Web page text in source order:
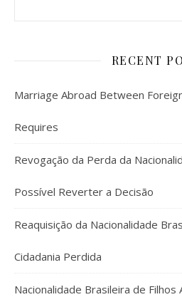
RECENT
Marriage Abroad Between
Requires
Revogação da Perda da
Possível Reverter a Decisão
Reaquisição da Nacionalidade
Cidadania Perdida
Nacionalidade Brasileira de